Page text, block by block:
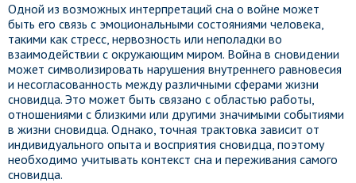
Одной из возможных интерпретаций сна о войне может
быть его связь с эмоциональными состояниями человека,
такими как стресс, нервозность или неполадки во
взаимодействии с окружающим миром. Война в сновидении
может символизировать нарушения внутреннего равновесия
и несогласованность между различными сферами жизни
сновидца. Это может быть связано с областью работы,
отношениями с близкими или другими значимыми событиями
в жизни сновидца. Однако, точная трактовка зависит от
индивидуального опыта и восприятия сновидца, поэтому
необходимо учитывать контекст сна и переживания самого
сновидца.